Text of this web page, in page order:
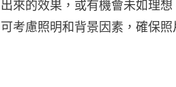
來的效果，或有機會未如理想
考慮照明和背景因素，確保照